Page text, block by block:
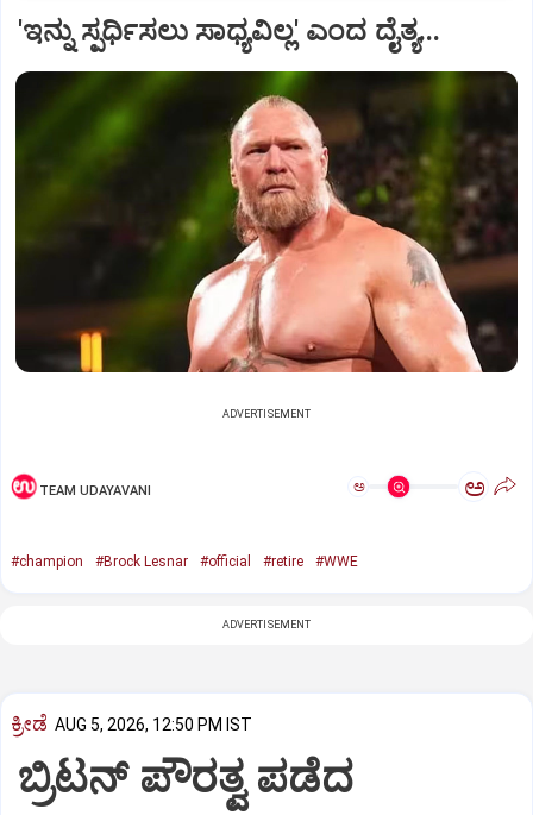
'ಇನ್ನು ಸ್ಪರ್ಧಿಸಲು ಸಾಧ್ಯವಿಲ್ಲ' ಎಂದ ದೈತ್ಯ...
ADVERTISEMENT
TEAM UDAYAVANI ಅ ಅ
#champion #Brock Lesnar #official #retire #WWE
ADVERTISEMENT
ಕ್ರೀಡೆ AUG 5, 2026, 12:50 PM IST
ಬ್ರಿಟನ್ ಪೌರತ್ವ ಪಡೆದ